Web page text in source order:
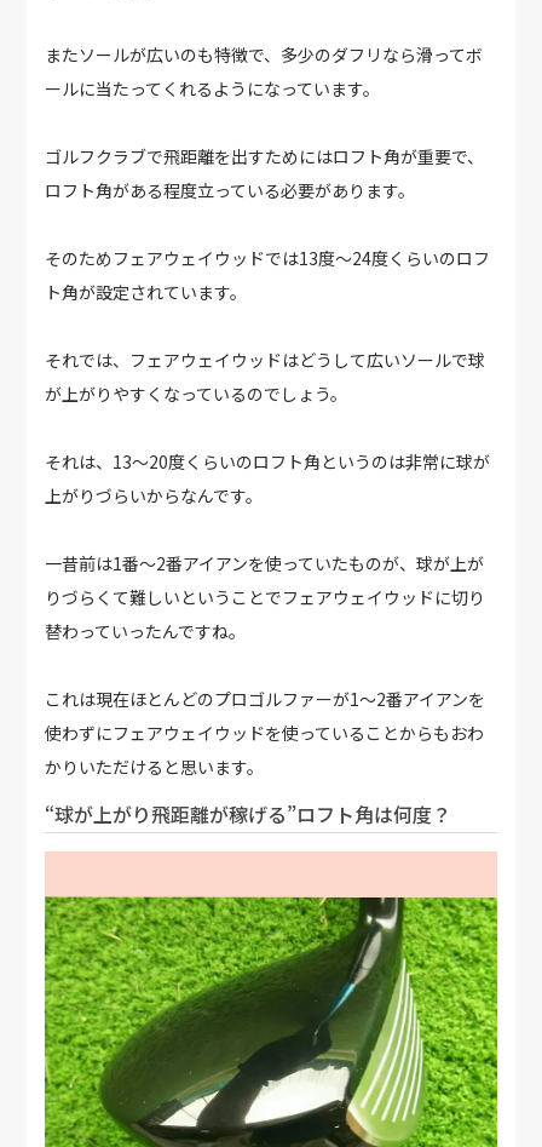
またソールが広いのも特徴で、多少のダフリなら滑ってボ
ールに当たってくれるようになっています。
ゴルフクラブで飛距離を出すためにはロフト角が重要で、
ロフト角がある程度立っている必要があります。
そのためフェアウェイウッドでは13度～24度くらいのロフ
ト角が設定されています。
それでは、フェアウェイウッドはどうして広いソールで球
が上がりやすくなっているのでしょう。
それは、13～20度くらいのロフト角というのは非常に球が
上がりづらいからなんです。
一昔前は1番～2番アイアンを使っていたものが、球が上が
りづらくて難しいということでフェアウェイウッドに切り
替わっていったんですね。
これは現在ほとんどのプロゴルファーが1～2番アイアンを
使わずにフェアウェイウッドを使っていることからもおわ
かりいただけると思います。
“球が上がり飛距離が稼げる”ロフト角は何度？